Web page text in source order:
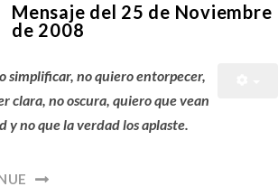
Mensaje del 25 de Noviembre
de 2008
simplificar, no quiero entorpecer,
clara, no oscura, quiero que vean
y no que la verdad los aplaste.